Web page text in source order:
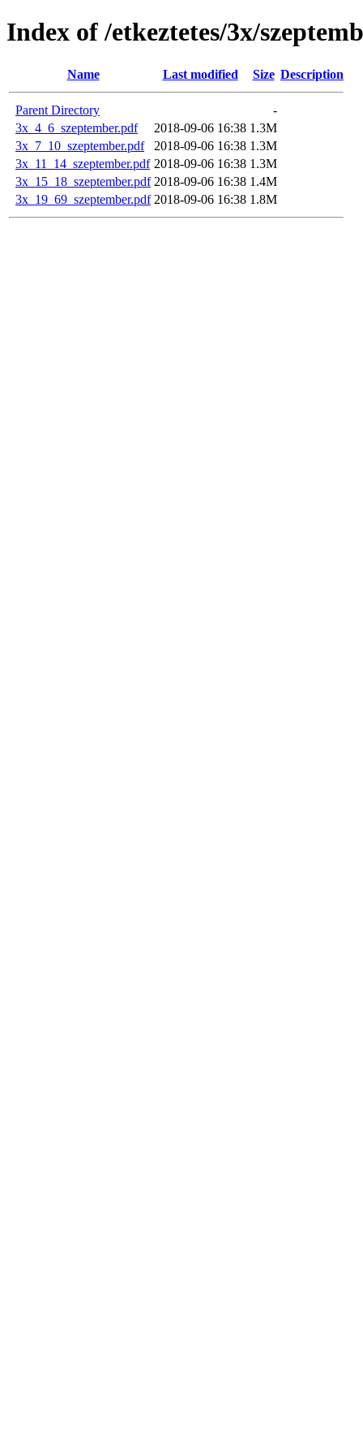
Index of /etkeztetes/3x/
Name Last modified Size Description
Parent Directory
-
3x_4_6_szeptember.pdf
2018-09-06 16:38 1.3M
3x_7_10_szeptember.pdf
2018-09-06 16:38 1.3M
3x_11_14_szeptember.pdf 2018-09-06 16:38 1.3M
3x_15_18_szeptember.pdf 2018-09-06 16:38 1.4M
3x_19_69_szeptember.pdf 2018-09-06 16:38 1.8M